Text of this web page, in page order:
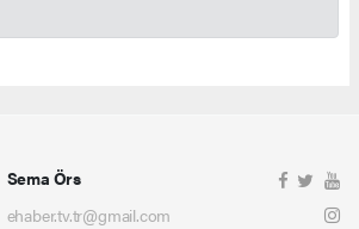
Sema Örs
ehaber.tv.tr@gmail.com